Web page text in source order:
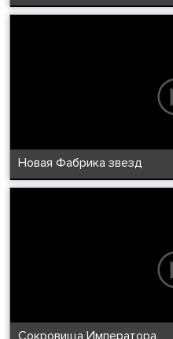
Новая Фабрика звезд
Сокровища Императора